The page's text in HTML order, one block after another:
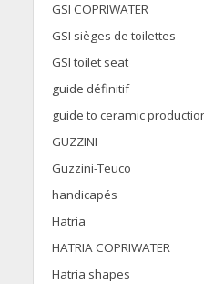
GSI COPRIWATER
GSI sièges de toilettes
GSI toilet seat
guide définitif
guide to ceramic
GUZZINI
Guzzini-Teuco
handicapés
Hatria
HATRIA COPRIWATER
Hatria shapes